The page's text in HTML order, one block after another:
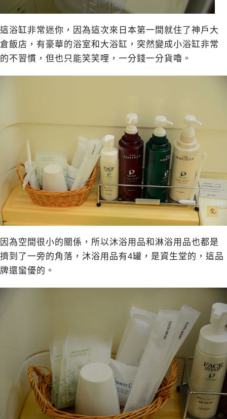
這浴缸非常迷你，因為這次來日本第一間就住了神戶大
倉飯店 ，有豪華的浴室和大浴缸，突然變成小浴缸非常
的不習慣，但也只能笑笑哩，一分錢一分貨嚕。
因為空間很小的關係，所以沐浴用品和淋浴用品也都是
擠到了一旁的角落，沐浴用品有4罐，是資生堂的，這品
牌還蠻優的。